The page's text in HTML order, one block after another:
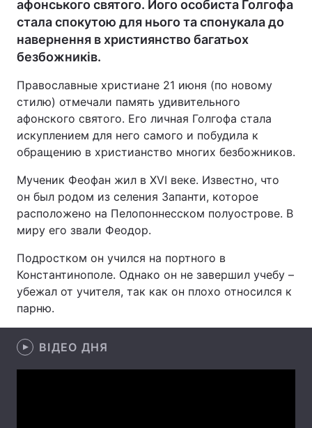
Головна
Україна
Економіка
афонського святого. Його особиста Голгофа
стала спокутою для нього та спонукала до
навернення в християнство багатьох
безбожників.
Православные христиане 21 июня (по новому
стилю) отмечали память удивительного
афонского святого. Его личная Голгофа стала
искуплением для него самого и побудила к
обращению в христианство многих безбожников.
Мученик Феофан жил в XVI веке. Известно, что
он был родом из селения Запанти, которое
расположено на Пелопоннесском полуострове. В
миру его звали Феодор.
Подростком он учился на портного в
Константинополе. Однако он не завершил учебу –
убежал от учителя, так как он плохо относился к
парню.
ВІДЕО ДНЯ